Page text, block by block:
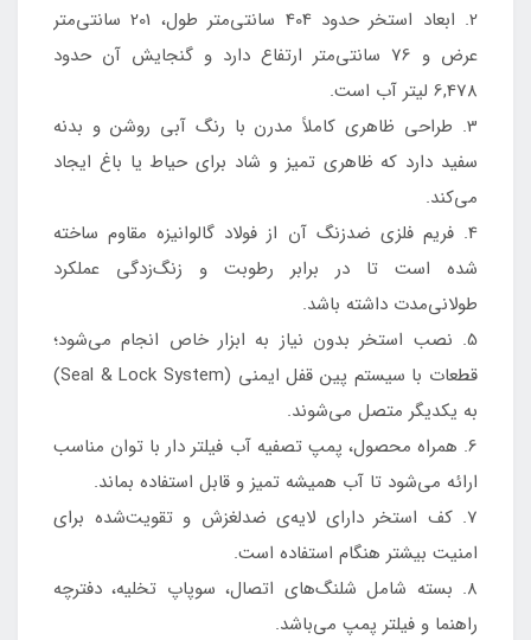
2. ابعاد استخر حدود 404 سانتی‌متر طول، 201 سانتی‌متر
عرض و 76 سانتی‌متر ارتفاع دارد و گنجایش آن حدود
6,478 لیتر آب است.
3. طراحی ظاهری کاملاً مدرن با رنگ آبی روشن و بدنه
سفید دارد که ظاهری تمیز و شاد برای حیاط یا باغ ایجاد
می‌کند.
4. فریم فلزی ضدزنگ آن از فولاد گالوانیزه مقاوم ساخته
شده است تا در برابر رطوبت و زنگ‌زدگی عملکرد
طولانی‌مدت داشته باشد.
5. نصب استخر بدون نیاز به ابزار خاص انجام می‌شود؛
قطعات با سیستم پین قفل ایمنی (Seal & Lock System)
به یکدیگر متصل می‌شوند.
6. همراه محصول، پمپ تصفیه آب فیلتر دار با توان مناسب
ارائه می‌شود تا آب همیشه تمیز و قابل استفاده بماند.
7. کف استخر دارای لایه‌ی ضد‌لغزش و تقویت‌شده برای
امنیت بیشتر هنگام استفاده است.
8. بسته شامل شلنگ‌های اتصال، سوپاپ تخلیه، دفترچه
راهنما و فیلتر پمپ می‌باشد.